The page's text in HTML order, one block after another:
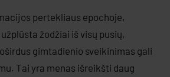
pertekliaus epochoje,
žodžiai iš visų pusių,
gimtadienio sveikinimas gali
Tai yra menas išreikšti daug